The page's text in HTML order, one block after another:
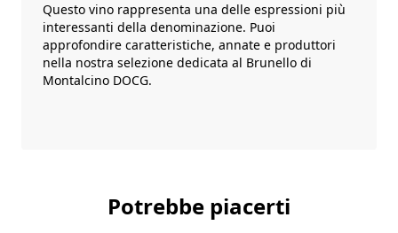
Questo vino rappresenta una delle espressioni più
interessanti della denominazione. Puoi
approfondire caratteristiche, annate e produttori
nella nostra selezione dedicata al Brunello di
Montalcino DOCG.
Potrebbe piacerti